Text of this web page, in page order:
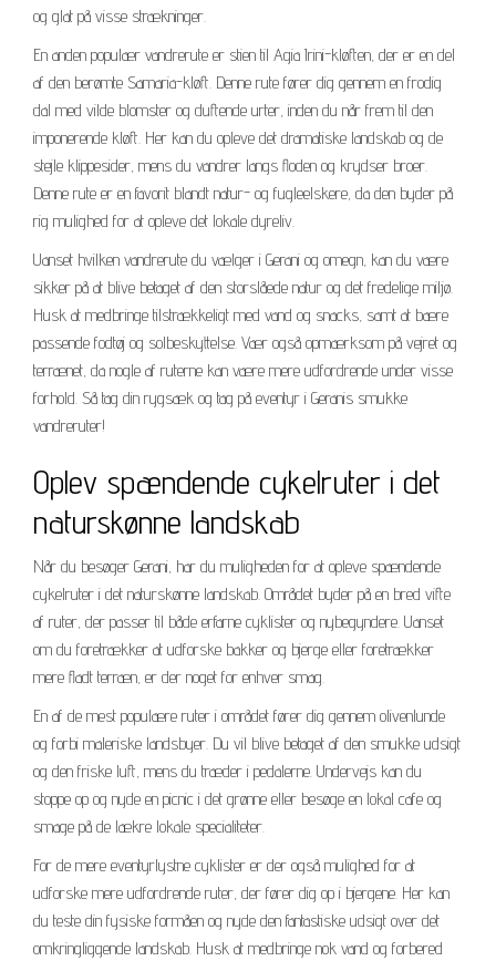
og glat på visse strækninger.
En anden populær vandrerute er stien til Agia Irini-kløften, der er en del
af den berømte Samaria-kløft. Denne rute fører dig gennem en frodig
dal med vilde blomster og duftende urter, inden du når frem til den
imponerende kløft. Her kan du opleve det dramatiske landskab og de
stejle klippesider, mens du vandrer langs floden og krydser broer.
Denne rute er en favorit blandt natur- og fugleelskere, da den byder på
rig mulighed for at opleve det lokale dyreliv.
Uanset hvilken vandrerute du vælger i Gerani og omegn, kan du være
sikker på at blive betaget af den storslåede natur og det fredelige miljø.
Husk at medbringe tilstrækkeligt med vand og snacks, samt at bære
passende fodtøj og solbeskyttelse. Vær også opmærksom på vejret og
terrænet, da nogle af ruterne kan være mere udfordrende under visse
forhold. Så tag din rygsæk og tag på eventyr i Geranis smukke
vandreruter!
Oplev spændende cykelruter i det
naturskønne landskab
Når du besøger Gerani, har du muligheden for at opleve spændende
cykelruter i det naturskønne landskab. Området byder på en bred vifte
af ruter, der passer til både erfarne cyklister og nybegyndere. Uanset
om du foretrækker at udforske bakker og bjerge eller foretrækker
mere fladt terræn, er der noget for enhver smag.
En af de mest populære ruter i området fører dig gennem olivenlunde
og forbi maleriske landsbyer. Du vil blive betaget af den smukke udsigt
og den friske luft, mens du træder i pedalerne. Undervejs kan du
stoppe op og nyde en picnic i det grønne eller besøge en lokal cafe og
smage på de lækre lokale specialiteter.
For de mere eventyrlystne cyklister er der også mulighed for at
udforske mere udfordrende ruter, der fører dig op i bjergene. Her kan
du teste din fysiske formåen og nyde den fantastiske udsigt over det
omkringliggende landskab. Husk at medbringe nok vand og forbered